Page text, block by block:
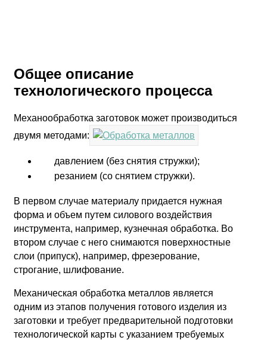
Общее описание
технологического процесса
Механообработка заготовок может производиться
двумя методами:
давлением (без снятия стружки);
резанием (со снятием стружки).
В первом случае материалу придается нужная
форма и объем путем силового воздействия
инструмента, например, кузнечная обработка. Во
втором случае с него снимаются поверхностные
слои (припуск), например, фрезерование,
строгание, шлифование.
Механическая обработка металлов является
одним из этапов получения готового изделия из
заготовки и требует предварительной подготовки
технологической карты с указанием требуемых